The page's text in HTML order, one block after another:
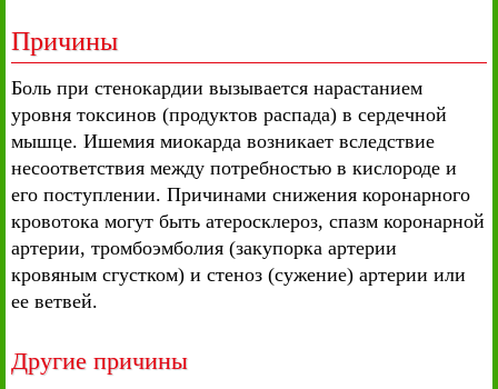
Причины
Боль при стенокардии вызывается нарастанием
уровня токсинов (продуктов распада) в сердечной
мышце. Ишемия миокарда возникает вследствие
несоответствия между потребностью в кислороде и
его поступлении. Причинами снижения коронарного
кровотока могут быть атеросклероз, спазм коронарной
артерии, тромбоэмболия (закупорка артерии
кровяным сгустком) и стеноз (сужение) артерии или
ее ветвей.
Другие причины